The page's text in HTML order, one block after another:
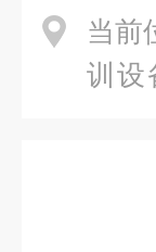
当前
训设